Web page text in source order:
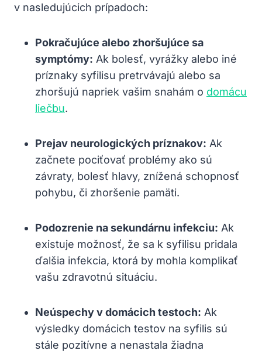
v nasledujúcich prípadoch:
Pokračujúce ​alebo zhoršujúce sa
symptómy: Ak⁤ bolesť, vyrážky alebo iné
príznaky syfilisu pretrvávajú alebo sa
‍zhoršujú napriek ‍vašim snahám⁤ o domácu
liečbu.
Prejav neurologických príznakov: Ak
začnete pociťovať problémy ako sú
závraty, bolesť hlavy, znížená schopnosť
pohybu, či ​zhoršenie​ pamäti.
Podozrenie na sekundárnu infekciu: Ak
⁣existuje ⁢možnosť,⁢ že ⁤sa ⁢k syfilisu pridala
ďalšia infekcia, ktorá by mohla komplikať
vašu zdravotnú ‌situáciu.
Neúspechy v ⁢domácich testoch: Ak
‍výsledky domácich testov na syfilis sú
stále pozitívne ⁤a nenastala žiadna‌